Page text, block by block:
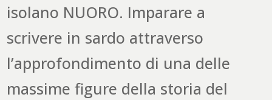
isolano NUORO. Imparare a
scrivere in sardo attraverso
l’approfondimento di una delle
massime figure della storia del